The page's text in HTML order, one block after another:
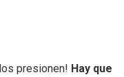
presionen! Hay que